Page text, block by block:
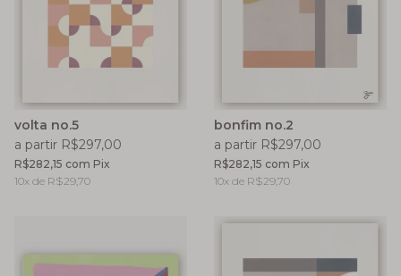
volta no.5
a partir R$297,00
R$282,15 com Pix
10x de R$29,70
bonfim no.2
a partir R$297,00
R$282,15 com Pix
10x de R$29,70